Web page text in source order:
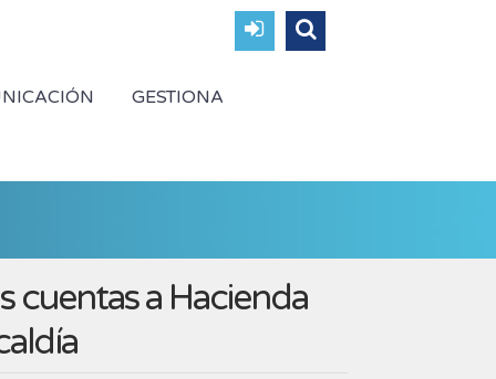
GESTIONA
cuentas a Hacienda